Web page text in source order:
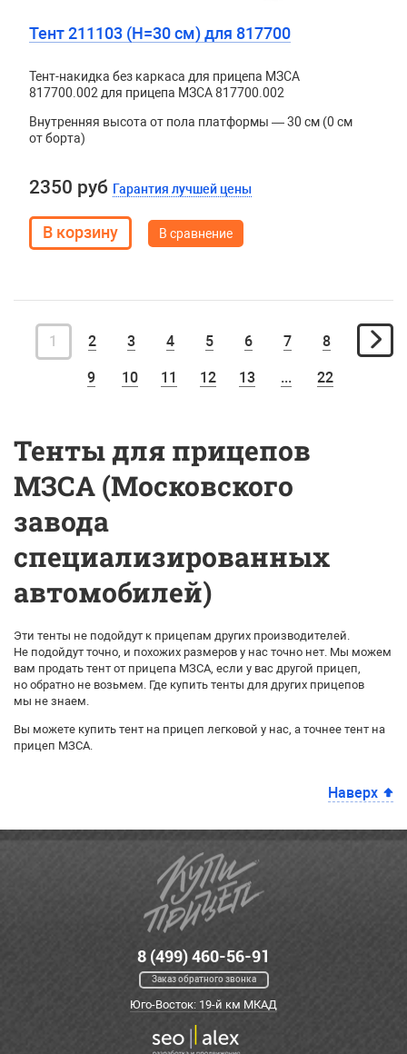
Тент 211103 (H=30 см) для 817700
Тент-накидка без каркаса для прицепа МЗСА
817700.002 для прицепа МЗСА 817700.002
Внутренняя высота от пола платформы — 30 см (0 см
от борта)
2350 руб Гарантия лучшей цены
В сравнение
1 2 3 4 5 6 7 8
9 10 11 12 13 ... 22
Тенты для прицепов
МЗСА (Московского
завода
специализированных
автомобилей)
Эти тенты не подойдут к прицепам других производителей.
Не подойдут точно, и похожих размеров у нас точно нет. Мы можем
вам продать тент от прицепа МЗСА, если у вас другой прицеп,
но обратно не возьмем. Где купить тенты для других прицепов
мы не знаем.
Вы можете купить тент на прицеп легковой у нас, а точнее тент на
прицеп МЗСА.
Наверх
8 (499) 460-56-91
Заказ обратного звонка
Юго-Восток: 19-й км МКАД